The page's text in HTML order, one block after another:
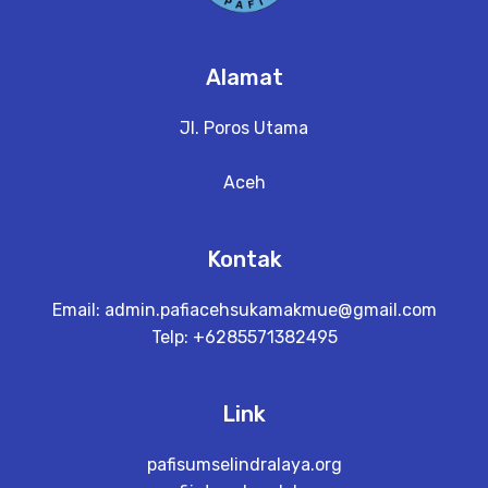
Alamat
Jl. Poros Utama
Aceh
Kontak
Email: admin.pafiacehsukamakmue@gmail.com
Telp: +6285571382495
Link
pafisumselindralaya.org